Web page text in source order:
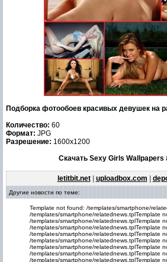
Подборка фотообоев красивых девушек на
Количество: 60
Формат: JPG
Разрешение: 1600x1200
Скачать Sexy Girls Wallpapers
letitbit.net| uploadbox.com
Другие новости по теме:
Template not found: /templates/smartphone/
/templates/smartphone/relatednews.tplTemplate
/templates/smartphone/relatednews.tplTemplate
/templates/smartphone/relatednews.tplTemplate
/templates/smartphone/relatednews.tplTemplate
/templates/smartphone/relatednews.tplTemplate
/templates/smartphone/relatednews.tplTemplate
/templates/smartphone/relatednews.tplTemplate
/templates/smartphone/relatednews.tplTemplate